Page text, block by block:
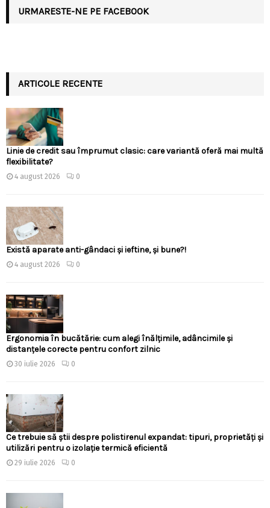
URMARESTE-NE PE FACEBOOK
ARTICOLE RECENTE
Linie de credit sau împrumut clasic: care variantă oferă mai multă
flexibilitate?
4 august 2026 0
Există aparate anti-gândaci și ieftine, și bune?!
4 august 2026 0
Ergonomia în bucătărie: cum alegi înălțimile, adâncimile și
distanțele corecte pentru confort zilnic
30 iulie 2026 0
Ce trebuie să știi despre polistirenul expandat: tipuri, proprietăți și
utilizări pentru o izolație termică eficientă
29 iulie 2026 0